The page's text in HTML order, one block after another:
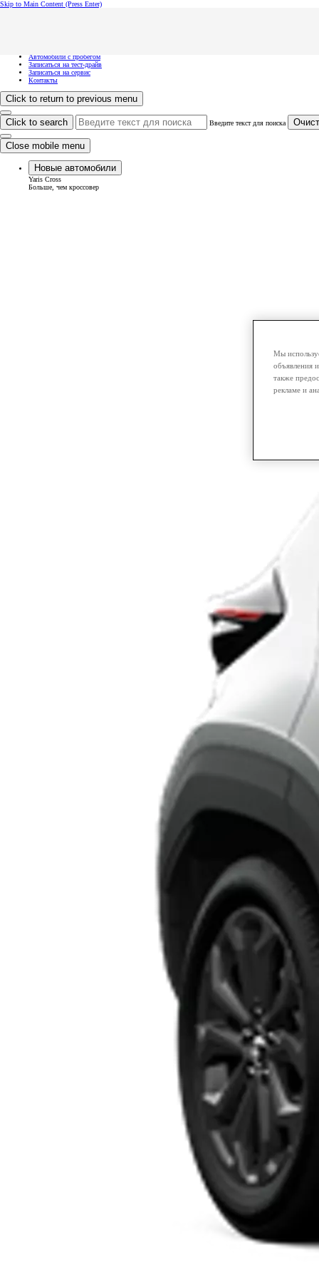
Skip to Main Content (Press Enter)
Автомобили с пробегом
Записаться на тест-драйв
Записаться на сервис
Контакты
Click to return to previous menu
Click to search Введите текст для поиска
Close mobile menu
Новые автомобили
Yaris Cross
Больше, чем кроссовер
Мы
объявления
также
рекламе и